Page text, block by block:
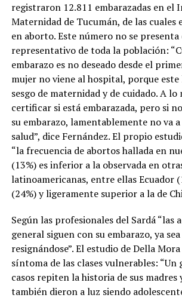
registraron 12.811 embarazadas en el
Maternidad de Tucumán, de las cuales
en aborto. Este número no se presenta
representativo de toda la población:
embarazo es no deseado desde el
mujer no viene al hospital, porque
sesgo de maternidad y de cuidado. A lo
certificar si está embarazada, pero si
su embarazo, lamentablemente no va
salud”, dice Fernández. El propio
“la frecuencia de abortos hallada en
(13%) es inferior a la observada en
latinoamericanas, entre ellas Ecuador
(24%) y ligeramente superior a la de
Según las profesionales del Sardá “las
general siguen con su embarazo, ya
resignándose”. El estudio de Della
síntoma de las clases vulnerables: “Un
casos repiten la historia de sus madres
también dieron a luz siendo